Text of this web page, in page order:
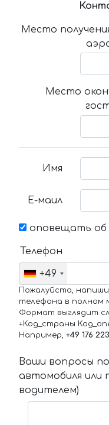
Место
Место
Имя
Е-маил
оповещать об
Телефон
+49
Пожалуйста,
телефона в полном
Формат выглядит
+Код_страны
Например, +49 176
Ваши вопросы
автомобиля или
водителем)